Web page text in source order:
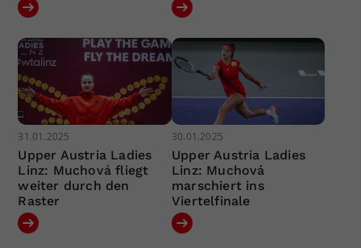
31.01.2025
Upper Austria Ladies
Linz: Muchová fliegt
weiter durch den
Raster
30.01.2025
Upper Austria Ladies
Linz: Muchová
marschiert ins
Viertelfinale